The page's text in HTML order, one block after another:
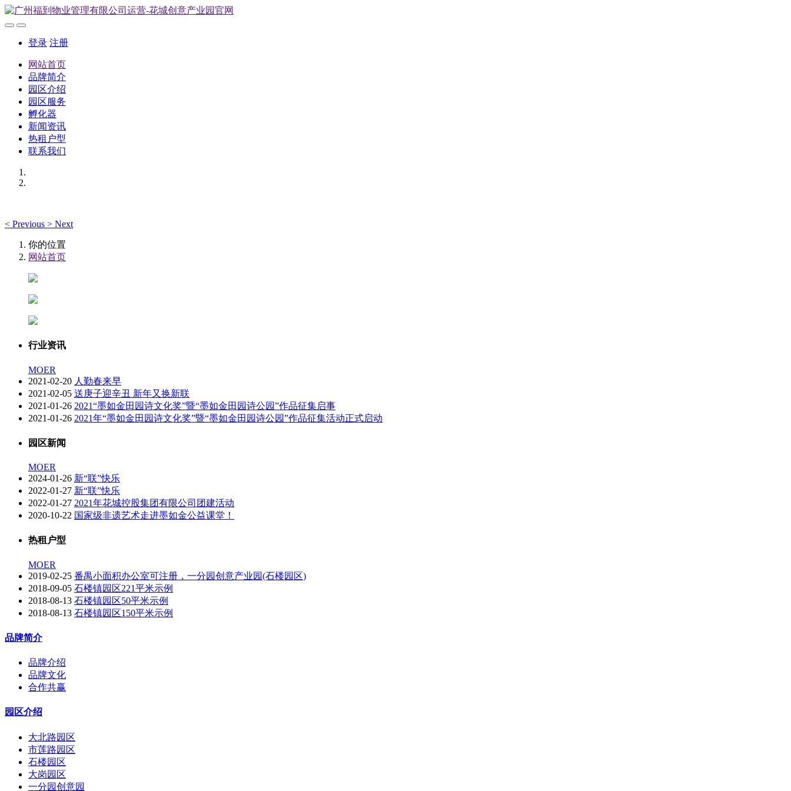
登录 注册
网站首页
品牌简介
园区介绍
园区服务
孵化器
新闻资讯
热租户型
联系我们
< Previous > Next
你的位置
网站首页
行业资讯
MOER
2021-02-20 人勤春来早
2021-02-05 送庚子迎辛丑 新年又换新联
2021-01-26 2021“墨如金田园诗文化奖”暨“墨如金田园诗公园”作品征集启事
2021-01-26 2021年“墨如金田园诗文化奖”暨“墨如金田园诗公园”作品征集活动正式启动
园区新闻
MOER
2024-01-26 新“联”快乐
2022-01-27 新“联”快乐
2022-01-27 2021年花城控股集团有限公司团建活动
2020-10-22 国家级非遗艺术走进墨如金公益课堂！
热租户型
MOER
2019-02-25 番禺小面积办公室可注册，一分园创意产业园(石楼园区)
2018-09-05 石楼镇园区221平米示例
2018-08-13 石楼镇园区50平米示例
2018-08-13 石楼镇园区150平米示例
品牌简介
品牌介绍
品牌文化
合作共赢
园区介绍
大北路园区
市莲路园区
石楼园区
大岗园区
一分园创意园